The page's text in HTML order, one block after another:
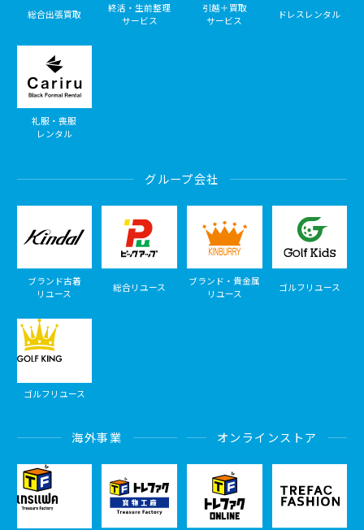
総合出張買取
終活・生前整理
サービス
引越＋買取
サービス
ドレスレンタル
礼服・喪服
レンタル
グループ会社
ブランド古着
リユース
総合リユース
ブランド・貴金属
リユース
ゴルフリユース
ゴルフリユース
海外事業 オンラインストア